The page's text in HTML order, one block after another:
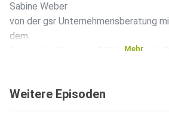
Sabine Weber
von der gsr Unternehmensberatung
dem
Geschäftsführer der DEKA Kleben &
um
Mehr
Weitere Episoden